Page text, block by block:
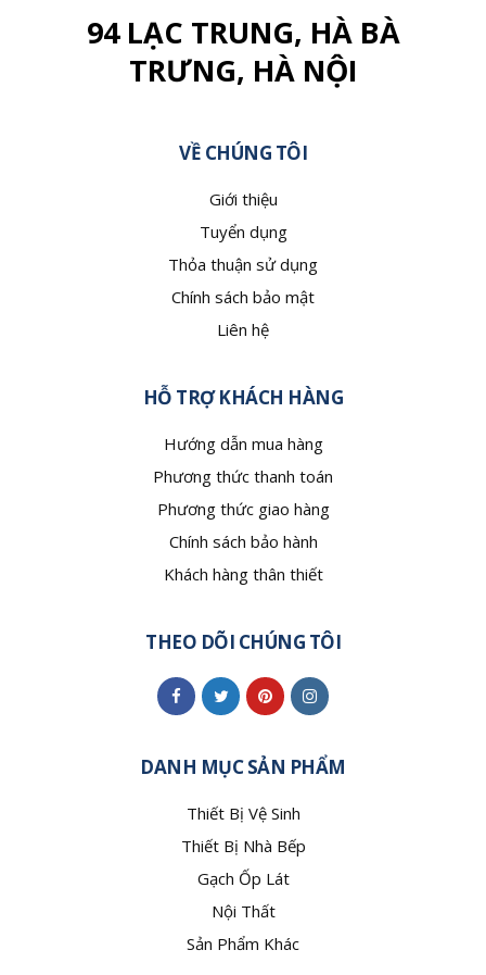
94 LẠC TRUNG, HÀ BÀ
TRƯNG, HÀ NỘI
VỀ CHÚNG TÔI
Giới thiệu
Tuyển dụng
Thỏa thuận sử dụng
Chính sách bảo mật
Liên hệ
HỖ TRỢ KHÁCH HÀNG
Hướng dẫn mua hàng
Phương thức thanh toán
Phương thức giao hàng
Chính sách bảo hành
Khách hàng thân thiết
THEO DÕI CHÚNG TÔI
DANH MỤC SẢN PHẨM
Thiết Bị Vệ Sinh
Thiết Bị Nhà Bếp
Gạch Ốp Lát
Nội Thất
Sản Phẩm Khác